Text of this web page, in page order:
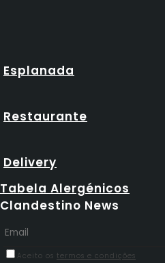
Esplanada
Restaurante
Delivery
Tabela Alergénicos
Clandestino News
Aceito os termos e condições